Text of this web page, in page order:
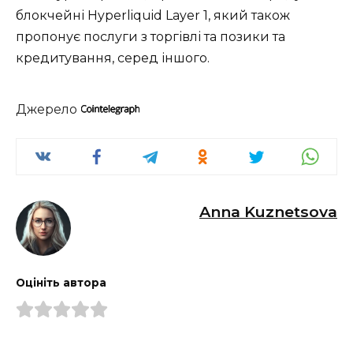
блокчейні Hyperliquid Layer 1, який також
пропонує послуги з торгівлі та позики та
кредитування, серед іншого.
Джерело
Anna Kuznetsova
Оцініть автора